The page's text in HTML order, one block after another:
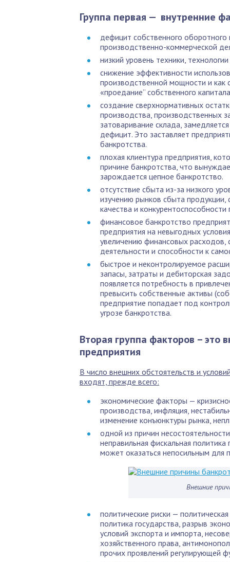
Группа первая — внутренние
дефицит собственного
производственно-коммерческой
низкий уровень техники,
снижение эффективности
производственной мощности и как
«проедание” собственного
создание сверхнормативных
производства, производственных
затоваривание склада,
дефицит. Это заставляет
банкротства.
плохая клиентура предприятия,
причине банкротства, что
зарождается цепное банкротство.
отсутствие сбыта из-за низкого
изучению рынков сбыта
качества и
финансовое банкротство
предприятия на невыгодных
увеличению финансовых расходов,
деятельности и способности к
быстрое и неконтролируемое
запасы, затраты и дебиторская
появляется потребность в
превысить собственные активы
предприятие попадает под
угрозе банкротства.
Вторая группа факторов – это
предприятия
В число внешних обстоятельств и
входят, прежде всего:
экономические факторы —
производства, инфляция,
изменение конъюнктуры рынка,
одной из причин
неправильная фискальная
может оказаться непосильным для
Внешние
политические риски —
политика государства, разрыв
условий экспорта и импорта,
хозяйственного права,
прочих проявлений регулирующей